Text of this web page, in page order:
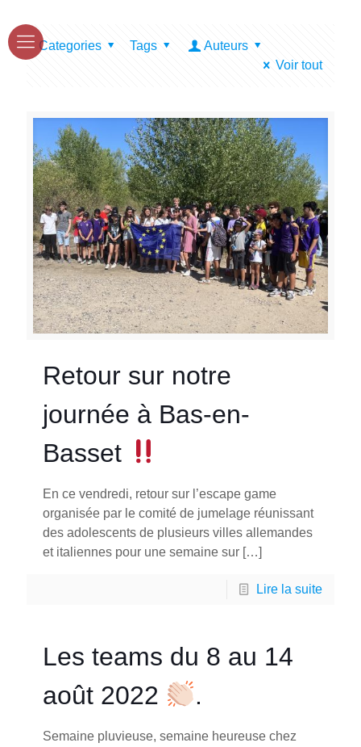
Categories Tags
Auteurs
Voir tout
Retour sur notre
journée à Bas-en-
Basset
En ce vendredi, retour sur l’escape game
organisée par le comité de jumelage réunissant
des adolescents de plusieurs villes allemandes
et italiennes pour une semaine sur […]
Lire la suite
Les teams du 8 au 14
août 2022
.
Semaine pluvieuse, semaine heureuse chez